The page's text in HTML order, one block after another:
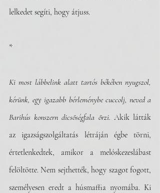
lelkedet segíti, hogy átjuss.
*
Ki most lábbelink alatt tartós békében nyugszol,
kérünk, egy igazabb bérleménybe cuccolj, neved a
Barihús konszern dicsőségfala őrzi. Akik látták
az igazságszolgáltatás létráján égbe törni,
értetlenkedtek, amikor a melóskezeslábast
felöltötte. Nem sejthették, hogy szagot fogott,
személyesen eredt a húsmaffia nyomába. Ki